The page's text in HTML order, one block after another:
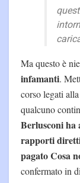
Ma questo è
infamanti.
corso legati
qualcuno
Berlusconi ha
rapporti
pagato Cosa
confermato in